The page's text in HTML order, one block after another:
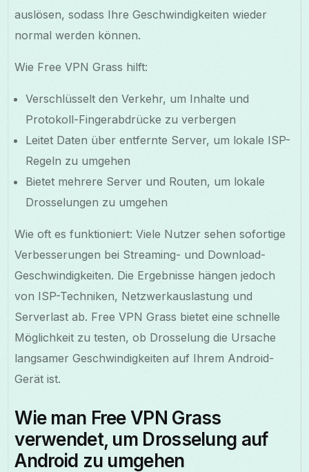
auslösen, sodass Ihre Geschwindigkeiten wieder
normal werden können.
Wie Free VPN Grass hilft:
Verschlüsselt den Verkehr, um Inhalte und
Protokoll-Fingerabdrücke zu verbergen
Leitet Daten über entfernte Server, um lokale ISP-
Regeln zu umgehen
Bietet mehrere Server und Routen, um lokale
Drosselungen zu umgehen
Wie oft es funktioniert: Viele Nutzer sehen sofortige
Verbesserungen bei Streaming- und Download-
Geschwindigkeiten. Die Ergebnisse hängen jedoch
von ISP-Techniken, Netzwerkauslastung und
Serverlast ab. Free VPN Grass bietet eine schnelle
Möglichkeit zu testen, ob Drosselung die Ursache
langsamer Geschwindigkeiten auf Ihrem Android-
Gerät ist.
Wie man Free VPN Grass
verwendet, um Drosselung auf
Android zu umgehen